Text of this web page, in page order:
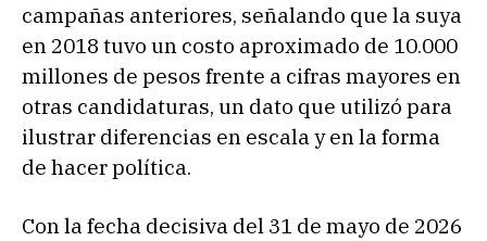
campañas anteriores, señalando que la suya
en 2018 tuvo un costo aproximado de 10.000
millones de pesos frente a cifras mayores en
otras candidaturas, un dato que utilizó para
ilustrar diferencias en escala y en la forma
de hacer política.
Con la fecha decisiva del 31 de mayo de 2026